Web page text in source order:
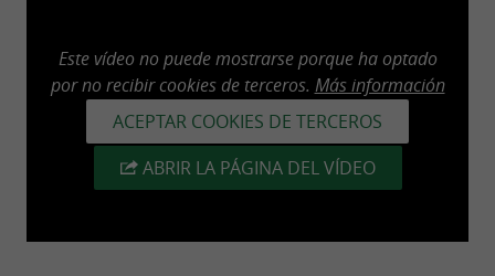
Este vídeo no puede mostrarse porque ha optado
por no recibir cookies de terceros. Más información
ACEPTAR COOKIES DE TERCEROS
ABRIR LA PÁGINA DEL VÍDEO